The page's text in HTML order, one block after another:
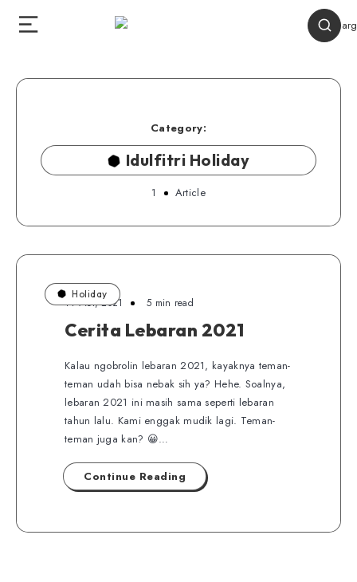
Category:
Idulfitri Holiday
1 Article
Holiday
14 Mei, 2021 5 min read
Cerita Lebaran 2021
Kalau ngobrolin lebaran 2021, kayaknya teman-
teman udah bisa nebak sih ya? Hehe. Soalnya,
lebaran 2021 ini masih sama seperti lebaran
tahun lalu. Kami enggak mudik lagi. Teman-
teman juga kan? 😀…
Continue Reading